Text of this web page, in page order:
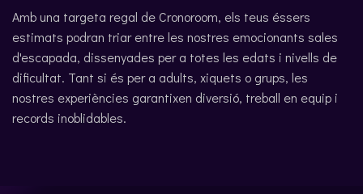
Amb una targeta regal de Cronoroom, els teus éssers
estimats podran triar entre les nostres emocionants sales
d'escapada, dissenyades per a totes les edats i nivells de
dificultat. Tant si és per a adults, xiquets o grups, les
nostres experiències garantixen diversió, treball en equip i
records inoblidables.